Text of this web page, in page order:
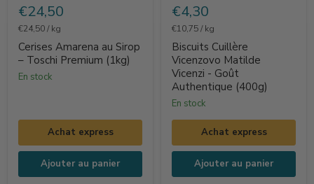
Amarena
au
Sirop
–
Toschi
€24,50
€24,50/kg
Cerises Amarena au Sirop
– Toschi Premium (1kg)
en stock
Achat express
Ajouter au panier
Cuillère
Vicenzovo
Matilde
Vicenzi
-
Goût
Authentique
(400g)
€4,30
€10,75/kg
Biscuits Cuillère
Vicenzovo Matilde
Vicenzi - Goût
Authentique (400g)
en stock
Achat express
Ajouter au panier